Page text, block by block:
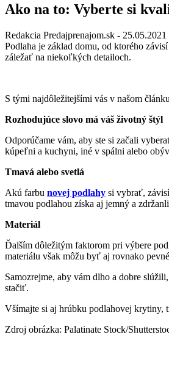
Ako na to: Vyberte si
Redakcia Predajprenajom.sk - 25.05.2021
Podlaha je základ domu, od ktorého
záležať na niekoľkých detailoch.
S tými najdôležitejšími vás v našom
Rozhodujúce slovo má váš životný štýl
Odporúčame vám, aby ste si začali
kúpeľni a kuchyni, iné v spálni alebo
Tmavá alebo svetlá
Akú farbu novej podlahy si vybrať,
tmavou podlahou získa aj jemný a
Materiál
Ďalším dôležitým faktorom pri výbere
materiálu však môžu byť aj rovnako
Samozrejme, aby vám dlho a dobre
stačiť.
Všímajte si aj hrúbku podlahovej krytiny,
Zdroj obrázka: Palatinate Stock/